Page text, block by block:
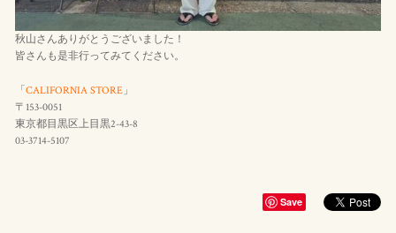
秋山さんありがとうございました！
皆さんも是非行ってみてください。
「 CALIFORNIA STORE」
〒153-0051
東京都目黒区上目黒2-43-8
03-3714-5107
Save